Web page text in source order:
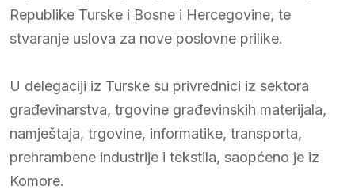
Republike Turske i Bosne i Hercegovine, te
stvaranje uslova za nove poslovne prilike.
U delegaciji iz Turske su privrednici iz sektora
građevinarstva, trgovine građevinskih materijala,
namještaja, trgovine, informatike, transporta,
prehrambene industrije i tekstila, saopćeno je iz
Komore.